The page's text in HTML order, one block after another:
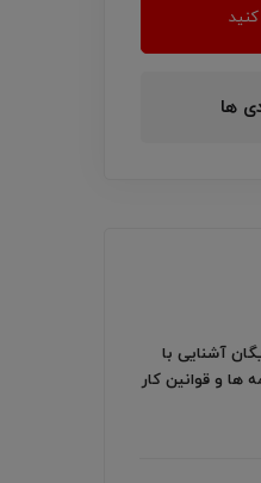
ها
آشنایی با
ها و قوانین کار
اجتماعی